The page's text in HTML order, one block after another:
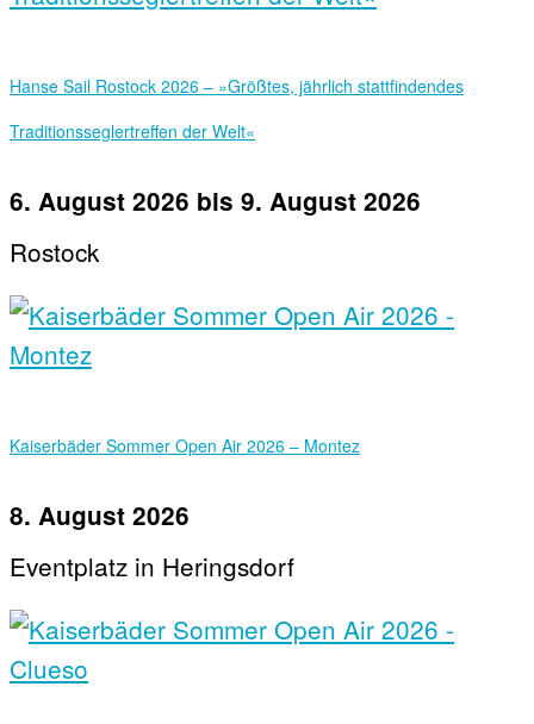
Hanse Sail Rostock 2026 – »Größtes, jährlich stattfindendes
Traditionsseglertreffen der Welt«
6. August 2026 bis 9. August 2026
Rostock
Kaiserbäder Sommer Open Air 2026 – Montez
8. August 2026
Eventplatz in Heringsdorf